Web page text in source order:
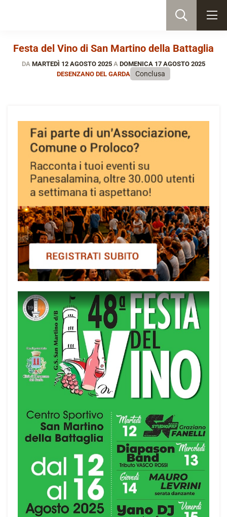
Festa del Vino di San Martino della Battaglia
DA MARTEDÌ 12 AGOSTO 2025 A DOMENICA 17 AGOSTO 2025
DESENZANO DEL GARDA
Conclusa